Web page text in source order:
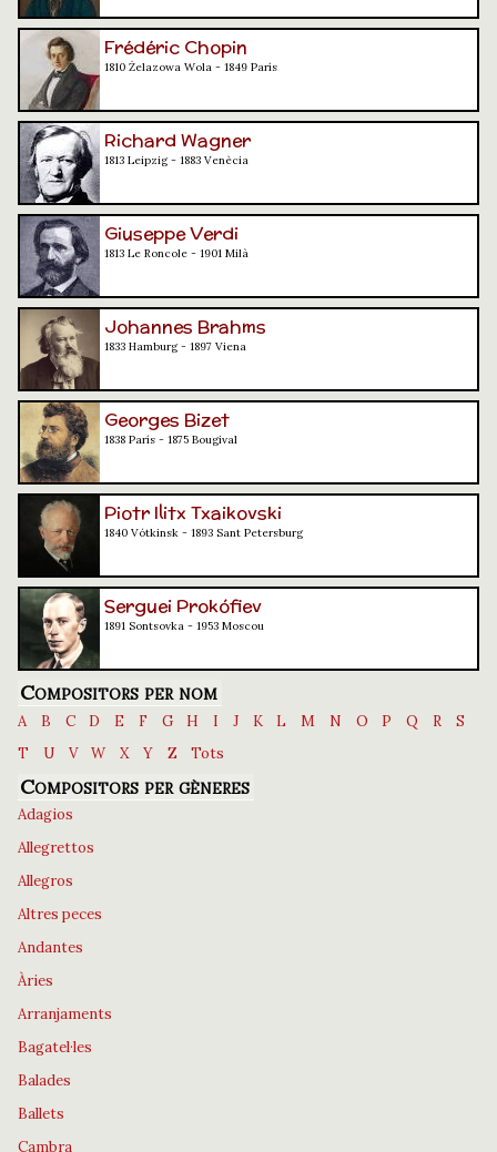
Frédéric Chopin
1810 Żelazowa Wola - 1849 París
Richard Wagner
1813 Leipzig - 1883 Venècia
Giuseppe Verdi
1813 Le Roncole - 1901 Milà
Johannes Brahms
1833 Hamburg - 1897 Viena
Georges Bizet
1838 París - 1875 Bougival
Piotr Ilitx Txaikovski
1840 Vótkinsk - 1893 Sant Petersburg
Serguei Prokófiev
1891 Sontsovka - 1953 Moscou
Compositors per nom
A B C D E F G H I J K L M N O P Q R
S
T
U V W X Y Z Tots
Compositors per gèneres
Adagios
Allegrettos
Allegros
Altres peces
Andantes
Àries
Arranjaments
Bagatel·les
Balades
Ballets
Cambra